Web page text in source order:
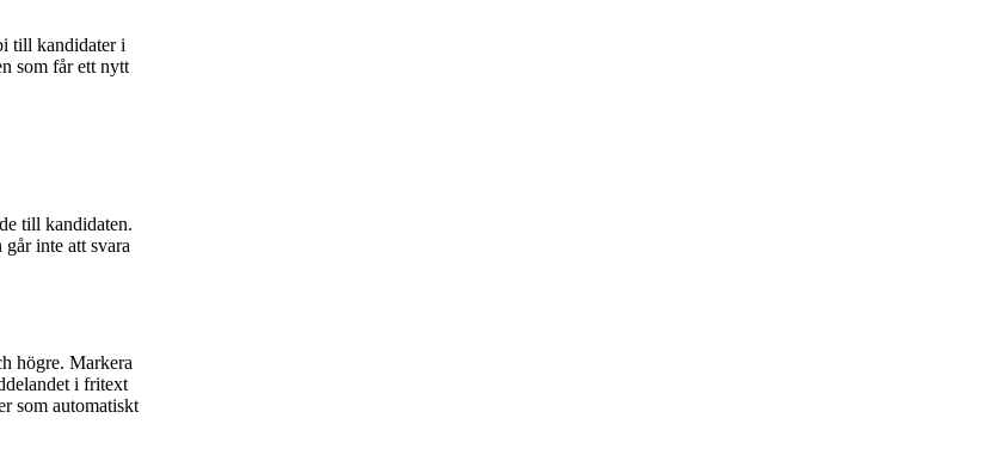
till kandidater i
som får ett nytt
till kandidaten.
inte att svara
högre. Markera
i fritext
som automatiskt